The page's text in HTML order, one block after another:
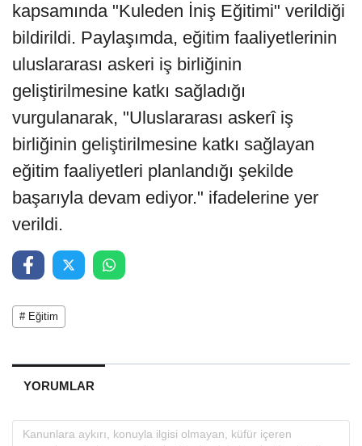
kapsamında "Kuleden İniş Eğitimi" verildiği
bildirildi. Paylaşımda, eğitim faaliyetlerinin
uluslararası askeri iş birliğinin
geliştirilmesine katkı sağladığı
vurgulanarak, "Uluslararası askerî iş
birliğinin geliştirilmesine katkı sağlayan
eğitim faaliyetleri planlandığı şekilde
başarıyla devam ediyor." ifadelerine yer
verildi.
# Eğitim
YORUMLAR